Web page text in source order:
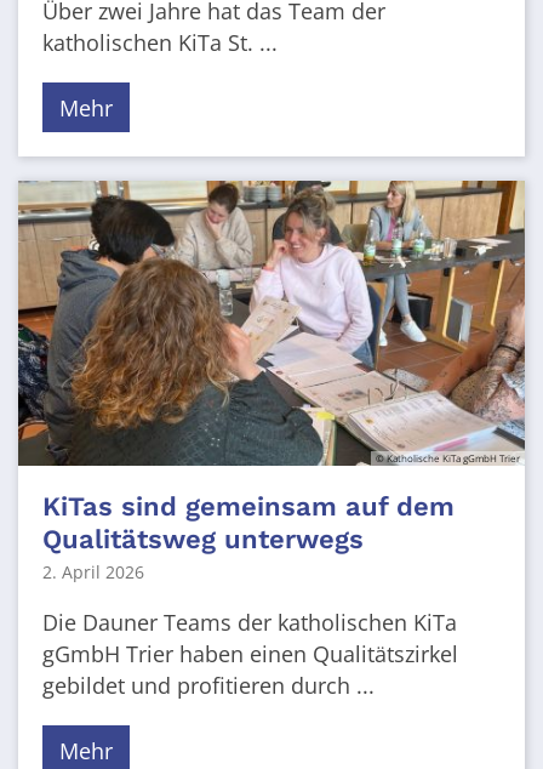
Über zwei Jahre hat das Team der
katholischen KiTa St. ...
Mehr
© Katholische KiTa gGmbH Trier
KiTas sind gemeinsam auf dem
Qualitätsweg unterwegs
2. April 2026
Die Dauner Teams der katholischen KiTa
gGmbH Trier haben einen Qualitätszirkel
gebildet und profitieren durch ...
Mehr